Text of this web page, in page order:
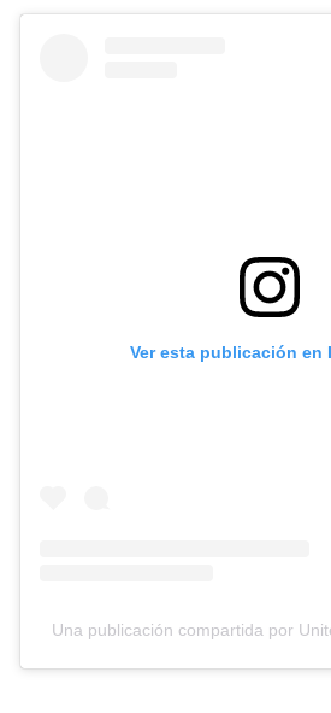
Ver esta publicación en
Una publicación compartida por